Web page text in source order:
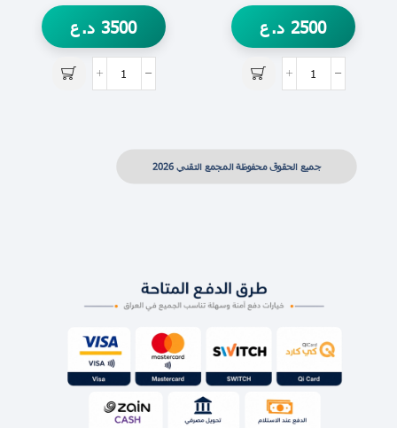
2500 د.ع 3500 د.ع
جميع الحقوق محفوظة المجمع التقني 2026